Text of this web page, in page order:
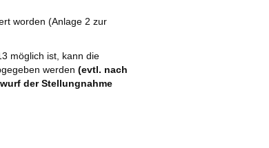
worden (Anlage 2 zur
möglich ist, kann die
werden (evtl. nach
der Stellungnahme